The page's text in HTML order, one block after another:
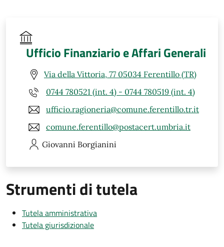
Ufficio Finanziario e Affari Generali
Via della Vittoria, 77 05034 Ferentillo (TR)
0744 780521 (int. 4) - 0744 780519 (int. 4)
ufficio.ragioneria@comune.ferentillo.tr.it
comune.ferentillo@postacert.umbria.it
Giovanni Borgianini
Strumenti di tutela
Tutela amministrativa
Tutela giurisdizionale